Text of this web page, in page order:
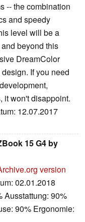
-- the combination
and speedy
level will be a
beyond this
DreamColor
If you need
it won't disappoint.
12.07.2017
15 G4 by
version
02.01.2018
Ausstattung: 90%
90% Ergonomie: